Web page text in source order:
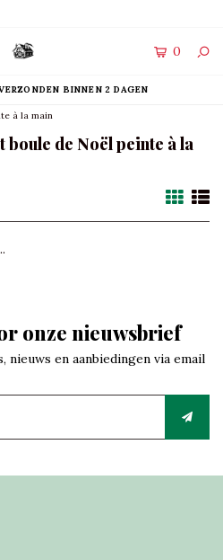
0
BINNEN 2 DAGEN
à la main
de Noël peinte à la
onze nieuwsbrief
nieuws en aanbiedingen via email